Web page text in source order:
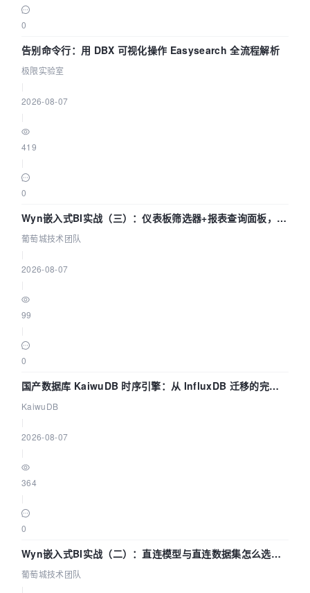
0
告别命令行：用 DBX 可视化操作 Easysearch 全流程解析
极限实验室
2026-08-07
419
0
Wyn嵌入式BI实战（三）：仪表板筛选器+报表查询面板，参
数联动全闭环
葡萄城技术团队
2026-08-07
99
0
国产数据库 KaiwuDB 时序引擎：从 InfluxDB 迁移的完整
技术路径
KaiwuDB
2026-08-07
364
0
Wyn嵌入式BI实战（二）：直连模型与直连数据集怎么选，
参数为什么不生效？| 葡萄城技术团队
葡萄城技术团队